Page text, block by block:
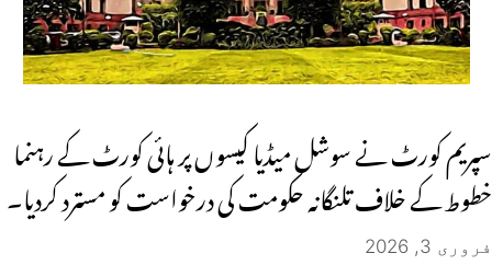
سپریم کورٹ نے سوشل میڈیا کیسوں پر ہائی کورٹ کے رہنما
خطوط کے خلاف تلنگانہ حکومت کی درخواست کو مسترد کردیا۔
فروری 3, 2026